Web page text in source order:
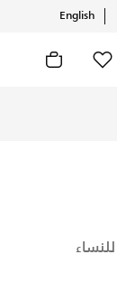
English